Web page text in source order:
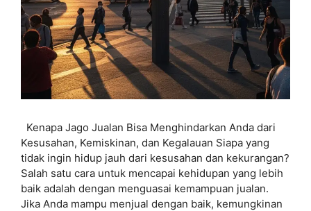
Kenapa Jago Jualan Bisa Menghindarkan Anda dari
Kesusahan, Kemiskinan, dan Kegalauan Siapa yang
tidak ingin hidup jauh dari kesusahan dan kekurangan?
Salah satu cara untuk mencapai kehidupan yang lebih
baik adalah dengan menguasai kemampuan jualan.
Jika Anda mampu menjual dengan baik, kemungkinan